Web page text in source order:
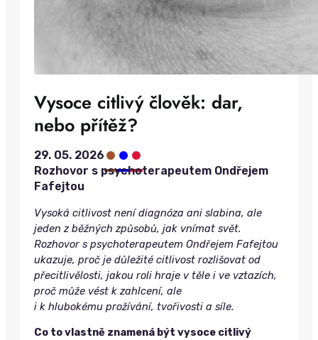
Vysoce citlivý člověk: dar,
nebo přítěž?
29. 05. 2026 •••
Rozhovor s psychoterapeutem Ondřejem
Fafejtou
Vysoká citlivost není diagnóza ani slabina, ale
jeden z běžných způsobů, jak vnímat svět.
Rozhovor s psychoterapeutem Ondřejem Fafejtou
ukazuje, proč je důležité citlivost rozlišovat od
přecitlivělosti, jakou roli hraje v těle i ve vztazích,
proč může vést k zahlcení, ale
i k hlubokému prožívání, tvořivosti a síle.
Co to vlastně znamená být vysoce citlivý